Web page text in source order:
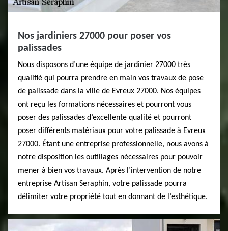
Nos jardiniers 27000 pour poser vos
palissades
Nous disposons d’une équipe de jardinier 27000 très
qualifié qui pourra prendre en main vos travaux de pose
de palissade dans la ville de Evreux 27000. Nos équipes
ont reçu les formations nécessaires et pourront vous
poser des palissades d’excellente qualité et pourront
poser différents matériaux pour votre palissade à Evreux
27000. Étant une entreprise professionnelle, nous avons à
notre disposition les outillages nécessaires pour pouvoir
mener à bien vos travaux. Après l’intervention de notre
entreprise Artisan Seraphin, votre palissade pourra
délimiter votre propriété tout en donnant de l’esthétique.